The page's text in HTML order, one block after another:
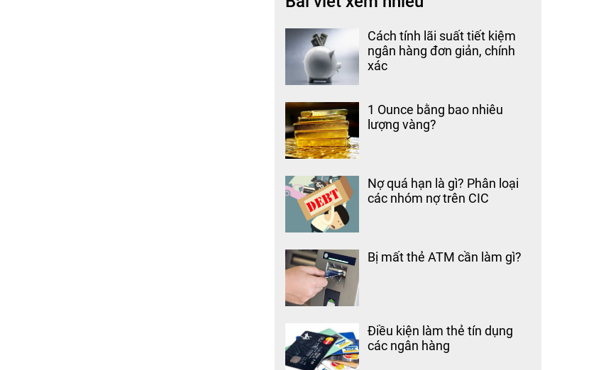
Cách tính lãi suất tiết kiệm
ngân hàng đơn giản, chính
xác
1 Ounce bằng bao nhiêu
lượng vàng?
Nợ quá hạn là gì? Phân loại
các nhóm nợ trên CIC
Bị mất thẻ ATM cần làm gì?
Điều kiện làm thẻ tín dụng
các ngân hàng